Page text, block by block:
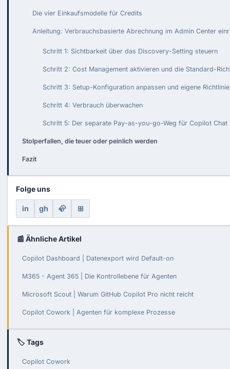
Die vier Einkaufsmodelle für Credits
Anleitung: Verbrauchsbasierte Abrechnung im Admin Center
Schritt 1: Sichtbarkeit über das Discovery-Setting steuern
Schritt 2: Cost Management aktivieren und die Standard-
Schritt 3: Setup-Konfiguration anpassen und eigene
Schritt 4: Verbrauch überwachen
Schritt 5: Der separate Pay-as-you-go-Weg für Copilot Chat
Stolperfallen, die teuer oder peinlich werden
Fazit
Folge uns
in gh 🦣 ⊞
📰 Ähnliche Artikel
Copilot Dashboard | Datenexport wird Default-on
M365 - Agent 365 | Die Kontrollebene für Agenten
Microsoft Scout | Warum GitHub Copilot Pro nicht reicht
Copilot Cowork | Agenten für komplexe Prozesse
🏷 Tags
Copilot Cowork